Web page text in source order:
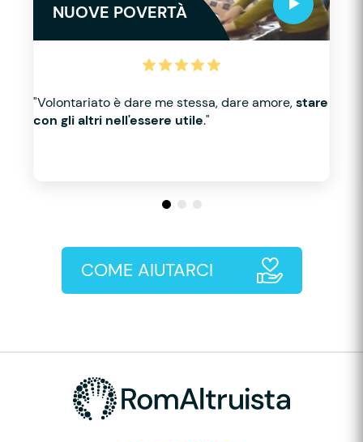
NUOVE POVERTÀ
"Volontariato è dare me stessa, dare amore,stare
con gli altri nell'essere utile."
COME AIUTARCI